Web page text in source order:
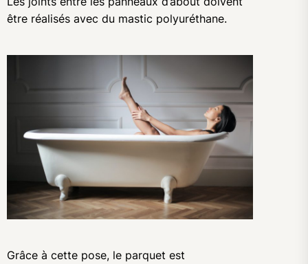
être réalisés avec du mastic polyuréthane.
Grâce à cette pose, le parquet est